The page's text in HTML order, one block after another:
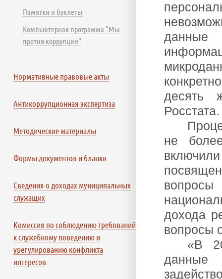
данные
десять
Росстата.
не
вопросы
дохода
вопросы
«В
Памятки и буклеты
Компьютерная программа "Мы
против коррупции"
Нормативные правовые акты
Антикоррупционная экспертиза
Методические материалы
Формы документов и бланки
Сведения о доходах муниципальных
служащих
Комиссия по соблюдению требований
к служебному поведению и
урегулированию конфликта
интересов